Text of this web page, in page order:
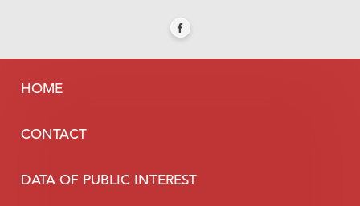
HOME
CONTACT
DATA OF PUBLIC INTEREST